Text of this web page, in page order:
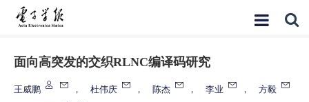
面向高突发的交织RLNC编译码研究
王威鹏 ， 杜伟庆 ， 陈杰 ， 李业 ，
方毅